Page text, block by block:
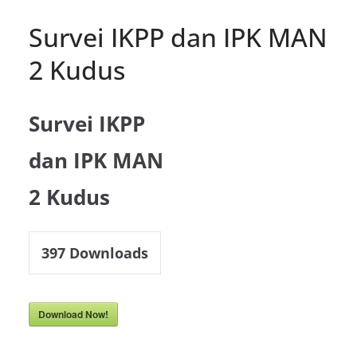
Survei IKPP dan IPK MAN
2 Kudus
Survei IKPP
dan IPK MAN
2 Kudus
397 Downloads
Download Now!